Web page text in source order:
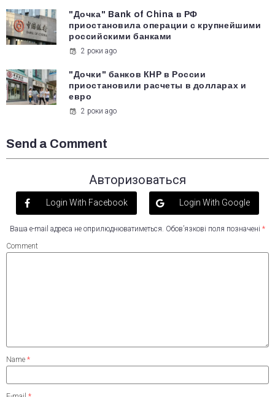
"Дочка" Bank of China в РФ
приостановила операции с крупнейшими
российскими банками
2 роки ago
"Дочки" банков КНР в России
приостановили расчеты в долларах и
евро
2 роки ago
Send a Comment
Авторизоваться
Login With Facebook Login With Google
Ваша e-mail адреса не оприлюднюватиметься. Обов’язкові поля позначені *
Comment
Name *